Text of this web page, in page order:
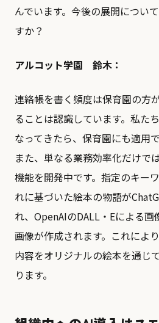
んでいます。今後の展開につい
すか？
アルコット学園 鈴木：
連絡帳を書く頻度は保育園の方
ることは認識しています。私た
なってきたら、保育園にも適用
また、単なる業務効率化だけで
機能を開発中です。指定のキー
れに基づいた絵本の物語が
れ、OpenAIのDALL・Eによる
画像が作成されます。これによ
内容をオリジナルの絵本を通じ
ります。